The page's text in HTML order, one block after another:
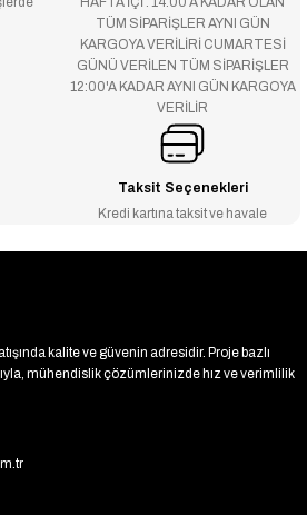
TÜM SİPARİŞLER AYNI GÜN
KARGOYA VERİLİRİ CUMARTESİ
GÜNÜ VERİLEN TÜM SİPARİŞLER
12:00'A KADAR AYNI GÜN KARGOYA
VERİLİR
Taksit Seçenekleri
Kredi kartına taksit ve havale
kalite ve güvenin adresidir. Proje bazlı
mühendislik çözümlerinizde hız ve verimlilik